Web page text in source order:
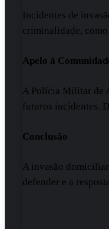
Incidentes de
criminalidade,
Apelo à
A Polícia Militar de
futuros incidentes.
Conclusão
A invasão
defender e a